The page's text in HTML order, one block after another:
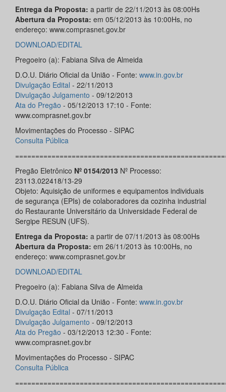
Entrega da Proposta: a partir de 22/11/2013 às 08:00Hs
Abertura da Proposta: em 05/12/2013 às 10:00Hs, no
endereço: www.comprasnet.gov.br
DOWNLOAD/EDITAL
Pregoeiro (a): Fabiana Silva de Almeida
D.O.U. Diário Oficial da União - Fonte: www.in.gov.br
Divulgação Edital - 22/11/2013
Divulgação Julgamento - 09/12/2013
Ata do Pregão - 05/12/2013 17:10 - Fonte:
www.comprasnet.gov.br
Movimentações do Processo - SIPAC
Consulta Pública
Pregão Eletrônico Nº 0154/2013 Nº Processo:
23113.022418/13-29
Objeto: Aquisição de uniformes e equipamentos individuais
de segurança (EPIs) de colaboradores da cozinha industrial
do Restaurante Universitário da Universidade Federal de
Sergipe RESUN (UFS).
Entrega da Proposta: a partir de 07/11/2013 às 08:00Hs
Abertura da Proposta: em 26/11/2013 às 10:00Hs, no
endereço: www.comprasnet.gov.br
DOWNLOAD/EDITAL
Pregoeiro (a): Fabiana Silva de Almeida
D.O.U. Diário Oficial da União - Fonte: www.in.gov.br
Divulgação Edital - 07/11/2013
Divulgação Julgamento - 09/12/2013
Ata do Pregão - 03/12/2013 12:30 - Fonte:
www.comprasnet.gov.br
Movimentações do Processo - SIPAC
Consulta Pública